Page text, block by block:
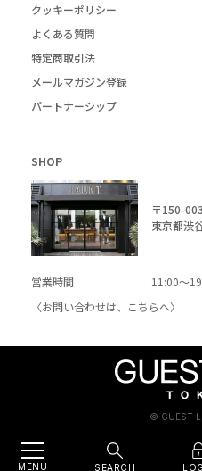
クッキーポリシー
よくある質問
特定商取引法
メールマガジン登録
パートナーシップ
SHOP
〒150-
東京都渋
営業時間
11:00～
〈お問い合わせは、
こちらへ〉
© GUEST
MENU SEARCH